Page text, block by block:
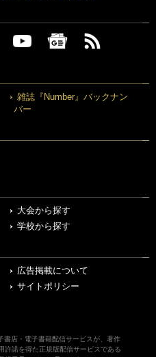
雑誌『Number』バックナン
バー
大会から探す
学校から探す
広告掲載について
サイトポリシー
書店・電子書籍配信サービスが、著作
許諾を得た正規版配信サービスである